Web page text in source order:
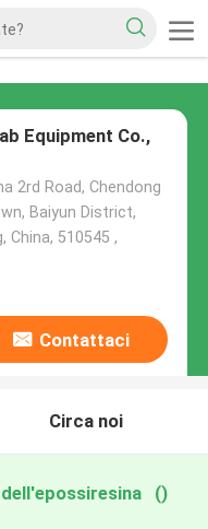
Equipment Co.,
2rd Road, Chendong
Baiyun District,
China, 510545 ,
Contattaci
Circa noi
()